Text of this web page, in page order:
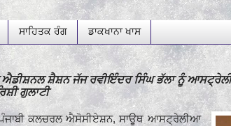
ਸਾਹਿਤਕ ਰੰਗ ਡਾਕਖਾਨਾ ਖਾਸ
ਐਡੀਸ਼ਨਲ ਸ਼ੈਸ਼ਨ ਜੱਜ ਰਵੀਇੰਦਰ ਸਿੰਘ ਭੱਲਾ ਨੂੰ
ਗੁਲਾਟੀ
ਕਲਚਰਲ ਐਸੋਸੀਏਸ਼ਨ, ਸਾਊਥ ਆਸਟ੍ਰੇਲੀਆ